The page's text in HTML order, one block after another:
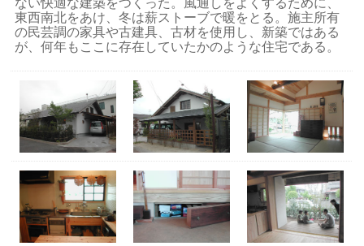
ない快適な建築をつくった。風通しをよくするために、
東西南北をあけ、冬は薪ストーブで暖をとる。施主所有
の民芸調の家具や古建具、古材を使用し、新築ではある
が、何年もここに存在していたかのような住宅である。